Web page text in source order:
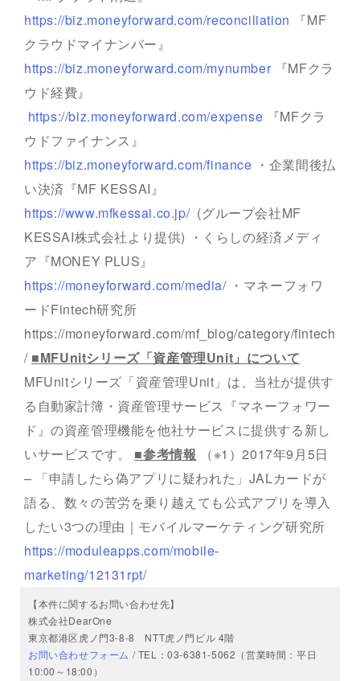
https://biz.moneyforward.com/reconciliation 『MF
クラウドマイナンバー』
https://biz.moneyforward.com/mynumber 『MFクラ
ウド経費』
https://biz.moneyforward.com/expense 『MFクラ
ウドファイナンス』
https://biz.moneyforward.com/finance ・企業間後払
い決済『MF KESSAI』
https://www.mfkessai.co.jp/(グループ会社MF
KESSAI株式会社より提供) ・くらしの経済メディ
ア『MONEY PLUS』
https://moneyforward.com/media/・マネーフォワ
ードFintech研究所
https://moneyforward.com/mf_blog/category/fintech
/ ■MFUnitシリーズ「資産管理Unit」について
MFUnitシリーズ「資産管理Unit」は、当社が提供す
る自動家計簿・資産管理サービス『マネーフォワー
ド』の資産管理機能を他社サービスに提供する新し
いサービスです。 ■参考情報 （※1）2017年9月5日
– 「申請したら偽アプリに疑われた」JALカードが
語る、数々の苦労を乗り越えても公式アプリを導入
したい3つの理由｜モバイルマーケティング研究所
https://moduleapps.com/mobile-
marketing/12131rpt/
【本件に関するお問い合わせ先】
株式会社DearOne
東京都港区虎ノ門3-8-8 NTT虎ノ門ビル 4階
お問い合わせフォーム / TEL：03-6381-5062（営業時間：平日
10:00～18:00）